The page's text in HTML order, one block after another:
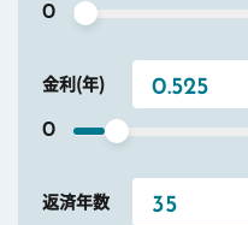
0
金利(年)
0
返済年数